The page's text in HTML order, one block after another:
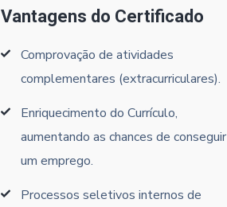
Vantagens do Certificado
Comprovação de atividades
complementares (extracurriculares).
Enriquecimento do Currículo,
aumentando as chances de conseguir
um emprego.
Processos seletivos internos de